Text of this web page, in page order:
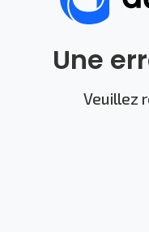
Une
Veuillez